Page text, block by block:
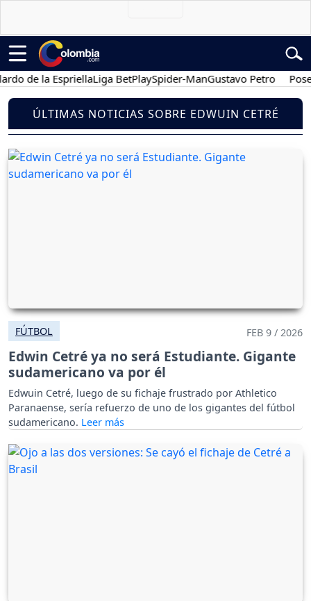
de la EspriellaLiga BetPlaySpider-ManGustavo Petro
ÚLTIMAS NOTICIAS SOBRE EDWUIN CETRÉ
FÚTBOL FEB 9 / 2026
Edwin Cetré ya no será Estudiante. Gigante
sudamericano va por él
Edwuin Cetré, luego de su fichaje frustrado por Athletico
Paranaense, sería refuerzo de uno de los gigantes del fútbol
sudamericano.